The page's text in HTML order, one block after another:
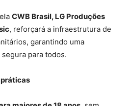
CWB Brasil, LG Produções
, reforçará a infraestrutura de
garantindo uma
para todos.